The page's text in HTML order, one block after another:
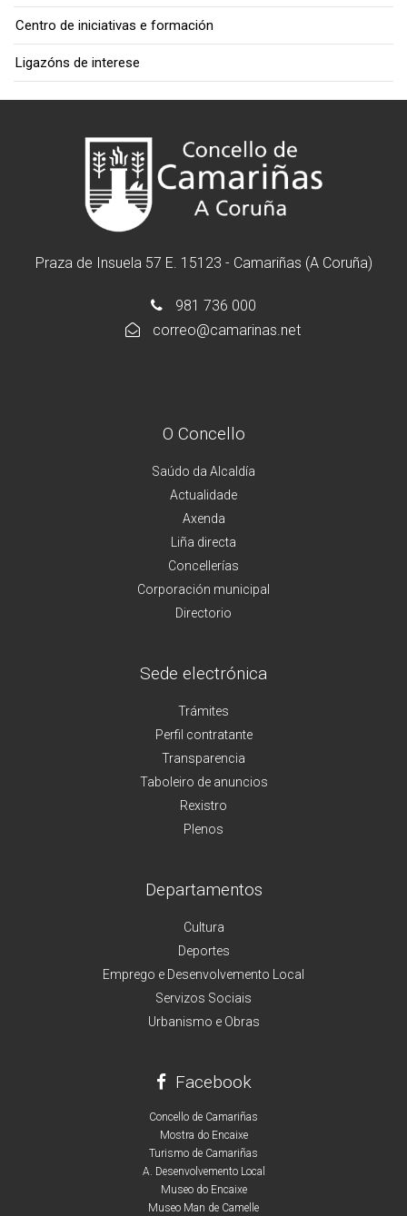
Centro de iniciativas e formación
Ligazóns de interese
Praza de Insuela 57 E. 15123 - Camariñas (A Coruña)
981 736 000
correo@camarinas.net
O Concello
Saúdo da Alcaldía
Actualidade
Axenda
Liña directa
Concellerías
Corporación municipal
Directorio
Sede electrónica
Trámites
Perfil contratante
Transparencia
Taboleiro de anuncios
Rexistro
Plenos
Departamentos
Cultura
Deportes
Emprego e Desenvolvemento Local
Servizos Sociais
Urbanismo e Obras
Facebook
Concello de Camariñas
Mostra do Encaixe
Turismo de Camariñas
A. Desenvolvemento Local
Museo do Encaixe
Museo Man de Camelle